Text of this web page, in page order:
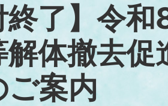
終了】令
解体撤去促
ご案内